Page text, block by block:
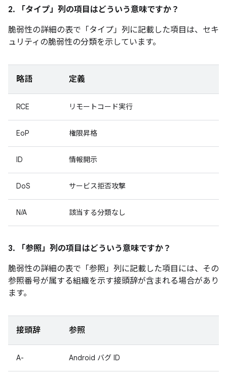
2. 「タイプ」 列の項目はどういう意味ですか？
脆弱性の詳細の表で「タイプ」 列に記載した項目は、セキ
ュリティの脆弱性の分類を示しています。
略語 定義
RCE リモートコード実行
EoP 権限昇格
ID 情報開示
DoS サービス拒否攻撃
N/A 該当する分類なし
3. 「参照」 列の項目はどういう意味ですか？
脆弱性の詳細の表で「参照」列に記載した項目には、その
参照番号が属する組織を示す接頭辞が含まれる場合があり
ます。
接頭辞 参照
A- Android バグ ID